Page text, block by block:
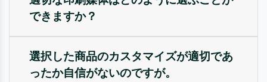
できますか？
選択した商品のカスタマイズが適切であ
ったか自信がないのですが。